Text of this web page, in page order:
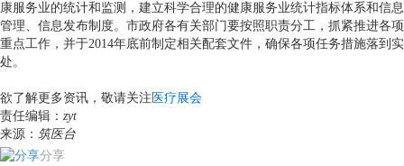
康服务业的统计和监测，建立科学合理的健康服务业统计指标体系和信息
管理、信息发布制度。市政府各有关部门要按照职责分工，抓紧推进各项
重点工作，并于2014年底前制定相关配套文件，确保各项任务措施落到实
处。
欲了解更多资讯，敬请关注 医疗展会
责任编辑： zyt
来源： 筑医台
分享